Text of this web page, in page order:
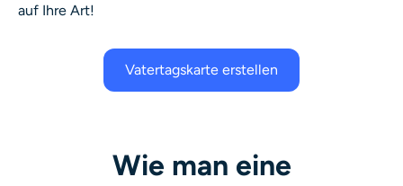
auf Ihre Art!
Vatertagskarte erstellen
Wie man eine